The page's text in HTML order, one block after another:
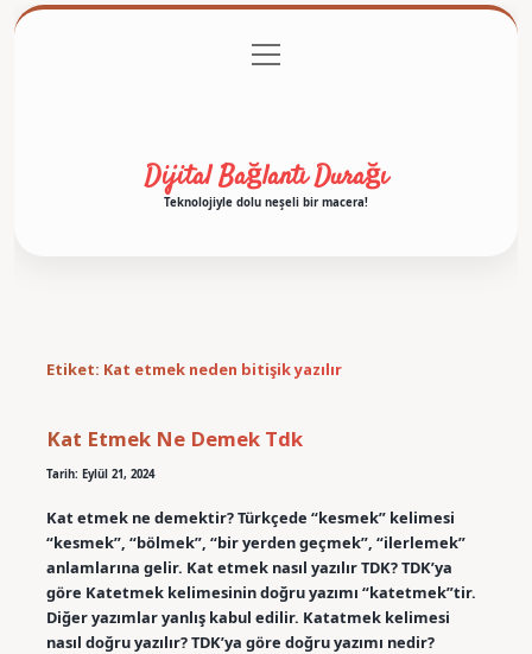
Gizlilik Politikası
menüyü
aç
Dijital Bağlantı Durağı
Teknolojiyle dolu neşeli bir macera!
Etiket: Kat etmek neden bitişik yazılır
Kat Etmek Ne Demek Tdk
Tarih: Eylül 21, 2024
Kat etmek ne demektir? Türkçede “kesmek” kelimesi
“kesmek”, “bölmek”, “bir yerden geçmek”, “ilerlemek”
anlamlarına gelir. Kat etmek nasıl yazılır TDK? TDK’ya
göre Katetmek kelimesinin doğru yazımı “katetmek”tir.
Diğer yazımlar yanlış kabul edilir. Katatmek kelimesi
nasıl doğru yazılır? TDK’ya göre doğru yazımı nedir?